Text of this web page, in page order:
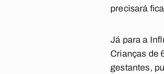
precisará
Já para a
Crianças de
gestantes,